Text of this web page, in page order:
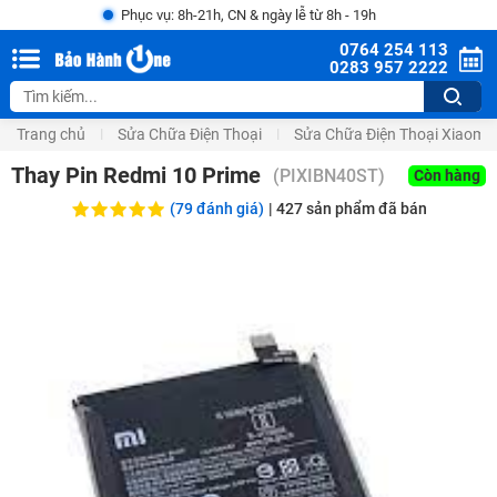
Phục vụ: 8h-21h, CN & ngày lễ từ 8h - 19h
0764 254 113
0283 957 2222
Trang chủ Sửa Chữa Điện Thoại Sửa Chữa Điện Thoại Xiaomi
Thay Pin Redmi 10 Prime (PIXIBN40ST)
Còn hàng
(79 đánh giá) | 427sản phẩm đã bán